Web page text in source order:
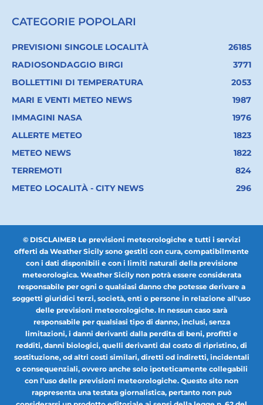
CATEGORIE POPOLARI
PREVISIONI SINGOLE LOCALITÀ
26185
RADIOSONDAGGIO BIRGI
3771
BOLLETTINI DI TEMPERATURA
2053
MARI E VENTI METEO NEWS
1987
IMMAGINI NASA
1976
ALLERTE METEO
1823
METEO NEWS
1822
TERREMOTI
824
METEO LOCALITÀ - CITY NEWS
296
© DISCLAIMER Le previsioni meteorologiche e tutti i servizi
offerti da Weather Sicily sono gestiti con cura, compatibilmente
con i dati disponibili e con i limiti naturali della previsione
meteorologica. Weather Sicily non potrà essere considerata
responsabile per ogni o qualsiasi danno che potesse derivare a
soggetti giuridici terzi, società, enti o persone in relazione all'uso
delle previsioni meteorologiche. In nessun caso sarà
responsabile per qualsiasi tipo di danno, inclusi, senza
limitazioni, i danni derivanti dalla perdita di beni, profitti e
redditi, danni biologici, quelli derivanti dal costo di ripristino, di
sostituzione, od altri costi similari, diretti od indiretti, incidentali
o consequenziali, ovvero anche solo ipoteticamente collegabili
con l’uso delle previsioni meteorologiche. Questo sito non
rappresenta una testata giornalistica, pertanto non può